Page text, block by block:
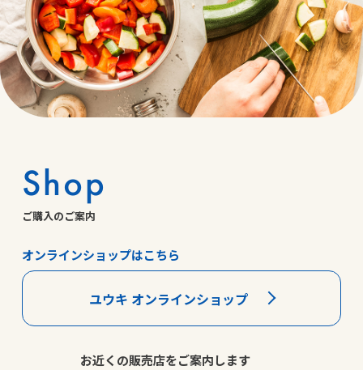
Shop
ご購入のご案内
オンラインショップはこちら
ユウキ オンラインショップ
お近くの販売店をご案内します